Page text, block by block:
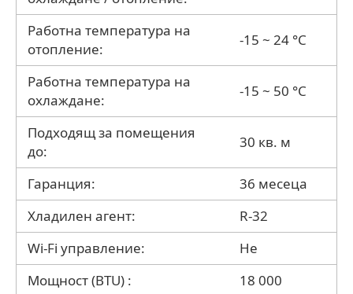
Работна температура на
отопление:
-15 ~ 24 °C
Работна температура на
охлаждане:
-15 ~ 50 °C
Подходящ за помещения
до:
30 кв. м
Гаранция:
36 месеца
Хладилен агент:
R-32
Wi-Fi управление:
Не
Мощност (BTU) :
18 000